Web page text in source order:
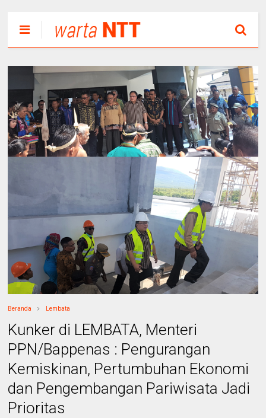
Beranda Lembata
Kunker di LEMBATA, Menteri
PPN/Bappenas : Pengurangan
Kemiskinan, Pertumbuhan Ekonomi
dan Pengembangan Pariwisata Jadi
Prioritas